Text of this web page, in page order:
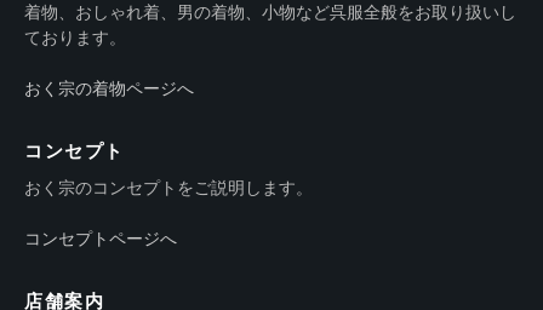
着物、おしゃれ着、男の着物、小物など呉服全般をお取り扱いし
ております。
おく宗の着物ページへ
コンセプト
おく宗のコンセプトをご説明します。
コンセプトページへ
店舗案内